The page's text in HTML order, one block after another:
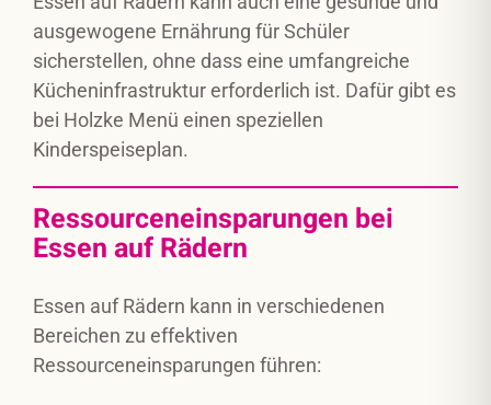
ausgewogene Ernährung für Schüler
sicherstellen, ohne dass eine umfangreiche
Kücheninfrastruktur erforderlich ist. Dafür gibt es
bei Holzke Menü einen speziellen
Kinderspeiseplan.
Ressourceneinsparungen bei
Essen auf Rädern
Essen auf Rädern kann in verschiedenen
Bereichen zu effektiven
Ressourceneinsparungen führen: